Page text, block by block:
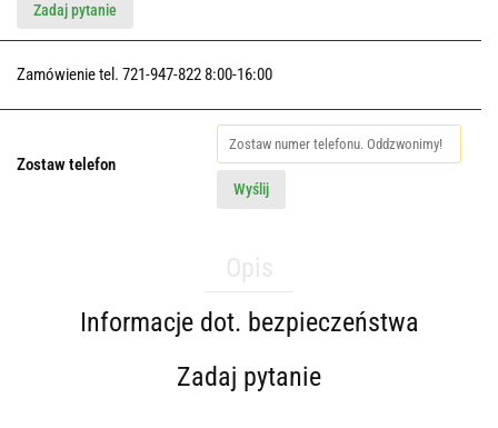
Zadaj pytanie
Zamówienie tel. 721-947-822 8:00-16:00
Zostaw telefon
Wyślij
Informacje dot. bezpieczeństwa
Zadaj pytanie